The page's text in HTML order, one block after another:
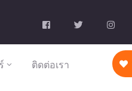
ติดต่อเรา